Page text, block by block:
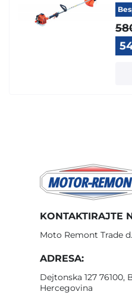
KONTAKTIRAJTE
Moto Remont Trade
ADRESA:
Dejtonska 127 76100,
Hercegovina